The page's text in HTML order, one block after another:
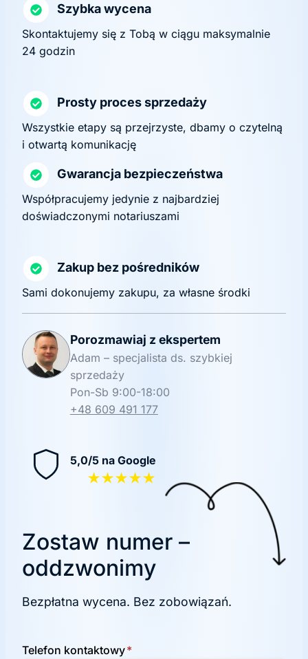
Szybka wycena
Skontaktujemy się z Tobą w ciągu maksymalnie
24 godzin
Prosty proces sprzedaży
Wszystkie etapy są przejrzyste, dbamy o czytelną
i otwartą komunikację
Gwarancja bezpieczeństwa
Współpracujemy jedynie z najbardziej
doświadczonymi notariuszami
Zakup bez pośredników
Sami dokonujemy zakupu, za własne środki
Porozmawiaj z ekspertem
Adam – specjalista ds. szybkiej
sprzedaży
Pon-Sb 9:00-18:00
+48 609 491 177
5,0/5 na Google
★★★★★
Zostaw numer –
oddzwonimy
Bezpłatna wycena. Bez zobowiązań.
Telefon kontaktowy*